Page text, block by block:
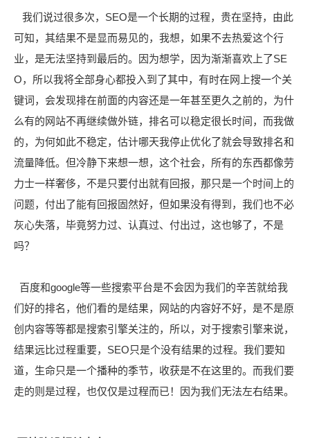
我们说过很多次，SEO是一个长期的过程，贵在坚持，由此
可知，其结果不是显而易见的，我想，如果不去热爱这个行
业，是无法坚持到最后的。因为想学，因为渐渐喜欢上了SE
O，所以我将全部身心都投入到了其中，有时在网上搜一个关
键词，会发现排在前面的内容还是一年甚至更久之前的，为什
么有的网站不再继续做外链，排名可以稳定很长时间，而我做
的，为何如此不稳定，估计哪天我停止优化了就会导致排名和
流量降低。但冷静下来想一想，这个社会，所有的东西都像劳
力士一样奢侈，不是只要付出就有回报，那只是一个时间上的
问题，付出了能有回报固然好，但如果没有得到，我们也不必
灰心失落，毕竟努力过、认真过、付出过，这也够了，不是
吗？
百度和google等一些搜索平台是不会因为我们的辛苦就给我
们好的排名，他们看的是结果，网站的内容好不好，是不是原
创内容等等都是搜索引擎关注的，所以，对于搜索引擎来说，
结果远比过程重要，SEO只是个没有结果的过程。我们要知
道，生命只是一个播种的季节，收获是不在这里的。而我们要
走的则是过程，也仅仅是过程而已！因为我们无法左右结果。